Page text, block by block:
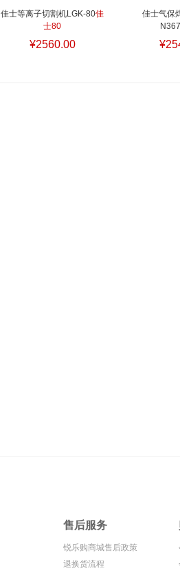
佳士等离子切割机LGK-80佳
士80
¥2560.00
佳士气保
N367
售后服务
锐乐购商城售后政策
退换货流程